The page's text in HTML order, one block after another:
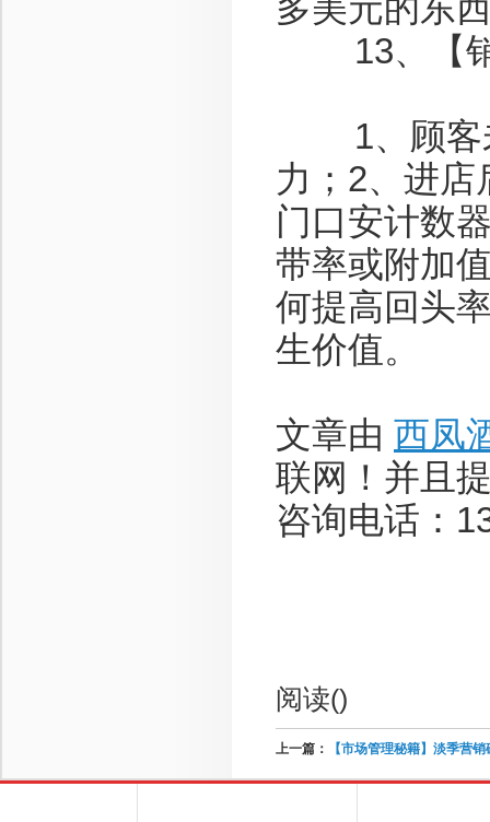
多美元的东
13、【销
1、顾客未
力；2、进
门口安计数
带率或附加
何提高回头
生价值。
文章由 西凤
联网！并且
咨询电话：
阅读()
上一篇： 【市场管理秘籍】淡季营